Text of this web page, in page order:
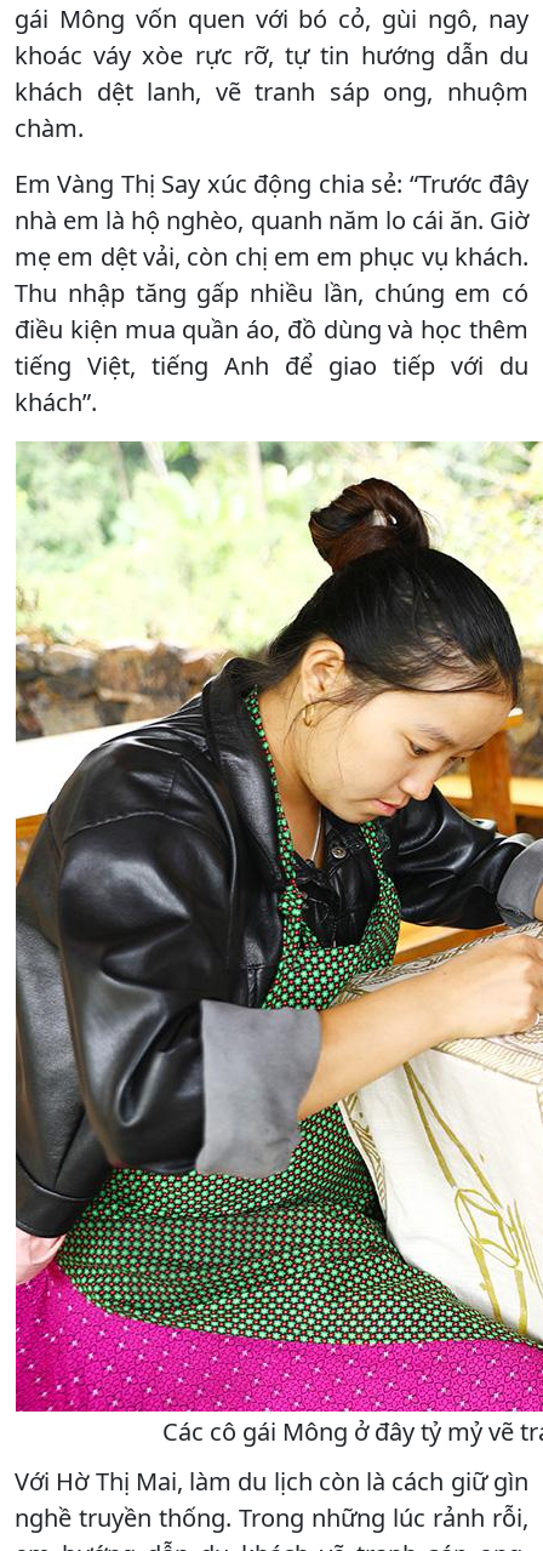
gái Mông vốn quen với bó cỏ, gùi ngô, nay
khoác váy xòe rực rỡ, tự tin hướng dẫn du
khách dệt lanh, vẽ tranh sáp ong, nhuộm
chàm.
Em Vàng Thị Say xúc động chia sẻ: “Trước đây
nhà em là hộ nghèo, quanh năm lo cái ăn. Giờ
mẹ em dệt vải, còn chị em em phục vụ khách.
Thu nhập tăng gấp nhiều lần, chúng em có
điều kiện mua quần áo, đồ dùng và học thêm
tiếng Việt, tiếng Anh để giao tiếp với du
khách”.
Các cô gái Mông ở đây tỷ mỷ vẽ
Với Hờ Thị Mai, làm du lịch còn là cách giữ gìn
nghề truyền thống. Trong những lúc rảnh rỗi,